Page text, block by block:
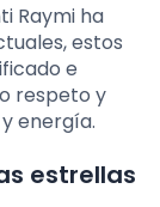
Raymi ha
estos
e
respeto y
energía.
estrellas